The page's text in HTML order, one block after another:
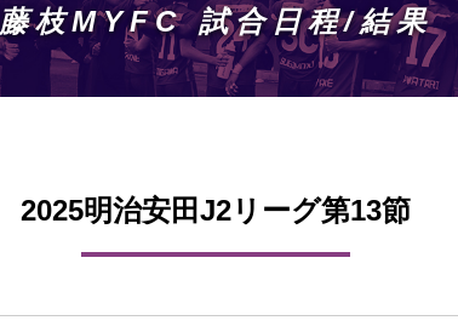
藤枝MYFC 試合日程/結果
2025明治安田J2リーグ第13節